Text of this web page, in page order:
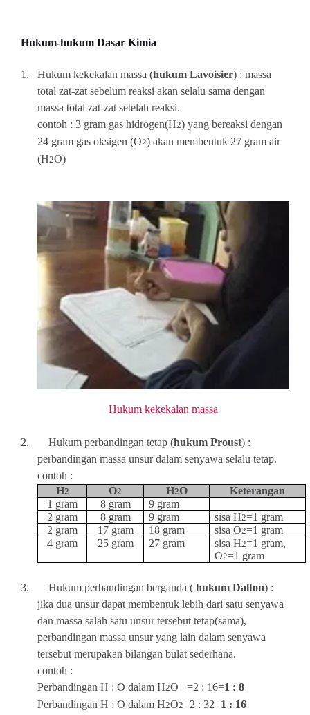
Hukum-hukum Dasar Kimia
1. Hukum kekekalan massa (hukum Lavoisier) : massa
total zat-zat sebelum reaksi akan selalu sama dengan
massa total zat-zat setelah reaksi.
contoh : 3 gram gas hidrogen(H2) yang bereaksi dengan
24 gram gas oksigen (O2) akan membentuk 27 gram air
(H2O)
Hukum kekekalan massa
2. Hukum perbandingan tetap (hukum Proust) :
perbandingan massa unsur dalam senyawa selalu tetap.
contoh :
H2 O2 H2O
Keterangan
1 gram
8 gram
9 gram
2 gram
8 gram 9 gram sisa H2=1 gram
2 gram
17 gram 18 gram sisa O2=1 gram
4 gram
25 gram 27 gram sisa H2=1 gram,
O2=1 gram
3. Hukum perbandingan berganda ( hukum Dalton) :
jika dua unsur dapat membentuk lebih dari satu senyawa
dan massa salah satu unsur tersebut tetap(sama),
perbandingan massa unsur yang lain dalam senyawa
tersebut merupakan bilangan bulat sederhana.
contoh :
Perbandingan H : O dalam H2O =2 : 16=1 : 8
Perbandingan H : O dalam H2O2=2 : 32=1 : 16